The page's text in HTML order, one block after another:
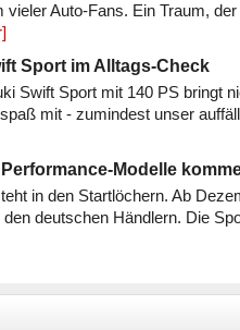
Auto-Fans. Ein Traum,
Sport im Alltags-Check
Swift Sport mit 140 PS bringt
mit - zumindest unser
Modelle
in den Startlöchern. Ab
deutschen Händlern. Die